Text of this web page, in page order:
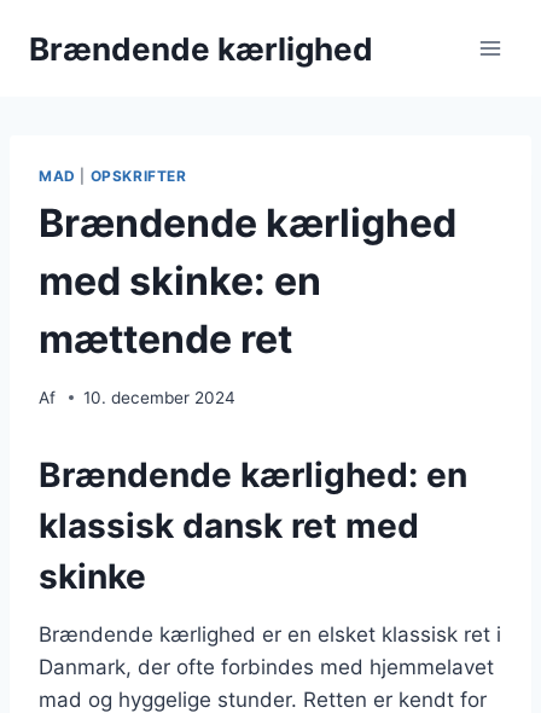
Brændende kærlighed
MAD OPSKRIFTER
Brændende kærlighed
med skinke: en
mættende ret
Af 10. december 2024
Brændende kærlighed: en
klassisk dansk ret med
skinke
Brændende kærlighed er en elsket klassisk ret i
Danmark, der ofte forbindes med hjemmelavet
mad og hyggelige stunder. Retten er kendt for